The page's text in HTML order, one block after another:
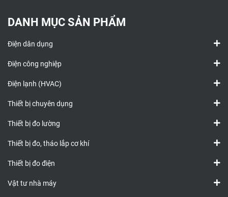
DANH MỤC SẢN PHẨM
Điện dân dụng
Điện công nghiệp
Điện lạnh (HVAC)
Thiết bị chuyên dụng
Thiết bị đo lường
Thiết bị đo, tháo lắp cơ khí
Thiết bị đo điện
Vật tư nhà máy